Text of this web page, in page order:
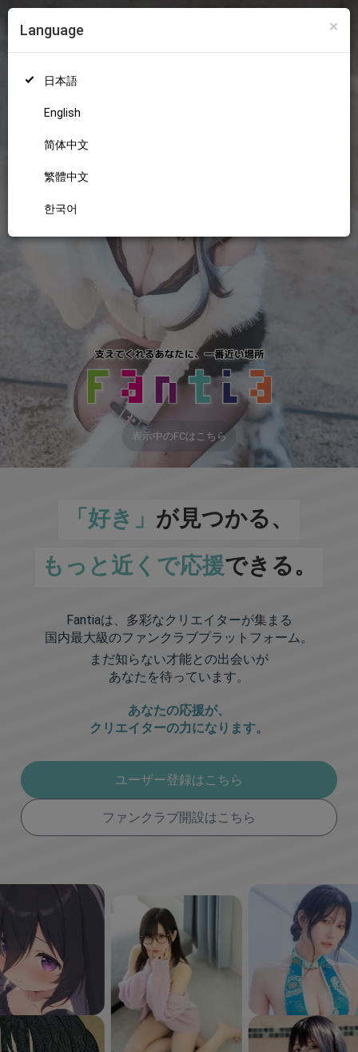
×
Language
日本語
English
简体中文
繁體中文
한국어
18+
表示中のFCはこちら
「好き」 が見つかる、
もっと近くで応援できる。
Fantiaは、多彩なクリエイターが集まる
国内最大級のファンクラブプラットフォーム。
まだ知らない才能との出会いが
あなたを待っています。
あなたの応援が、
クリエイターの力になります。
ユーザー登録はこちら
ファンクラブ開設はこちら